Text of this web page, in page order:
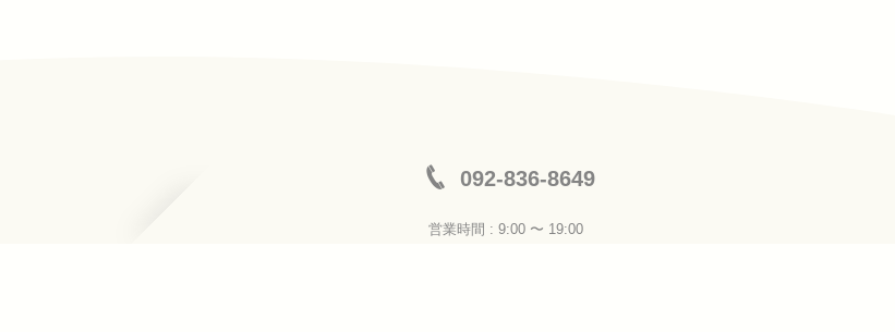
092-836-8649
営業時間 : 9:00 〜 19:00